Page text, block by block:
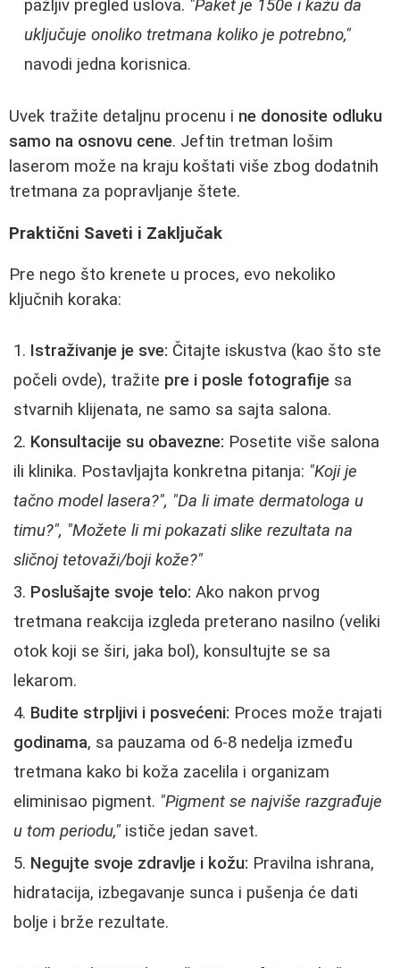
pažljiv pregled uslova. "Paket je 150e i kažu da
uključuje onoliko tretmana koliko je potrebno,"
navodi jedna korisnica.
Uvek tražite detaljnu procenu i ne donosite odluku
samo na osnovu cene. Jeftin tretman lošim
laserom može na kraju koštati više zbog dodatnih
tretmana za popravljanje štete.
Praktični Saveti i Zaključak
Pre nego što krenete u proces, evo nekoliko
ključnih koraka:
Istraživanje je sve: Čitajte iskustva (kao što ste
počeli ovde), tražite pre i posle fotografije sa
stvarnih klijenata, ne samo sa sajta salona.
Konsultacije su obavezne: Posetite više salona
ili klinika. Postavljajta konkretna pitanja: "Koji je
tačno model lasera?", "Da li imate dermatologa u
timu?", "Možete li mi pokazati slike rezultata na
sličnoj tetovaži/boji kože?"
Poslušajte svoje telo: Ako nakon prvog
tretmana reakcija izgleda preterano nasilno (veliki
otok koji se širi, jaka bol), konsultujte se sa
lekarom.
Budite strpljivi i posvećeni: Proces može trajati
godinama, sa pauzama od 6-8 nedelja između
tretmana kako bi koža zacelila i organizam
eliminisao pigment. "Pigment se najviše razgrađuje
u tom periodu," ističe jedan savet.
Negujte svoje zdravlje i kožu: Pravilna ishrana,
hidratacija, izbegavanje sunca i pušenja će dati
bolje i brže rezultate.